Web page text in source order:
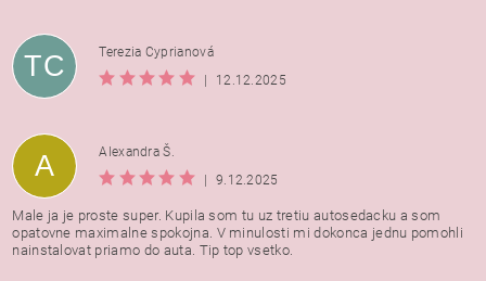
TC
Terezia Cyprianová
12.12.2025
A
Alexandra Š.
9.12.2025
Male ja je proste super. Kupila som tu uz tretiu autosedacku a som
opatovne maximalne spokojna. V minulosti mi dokonca jednu pomohli
nainstalovat priamo do auta. Tip top vsetko.